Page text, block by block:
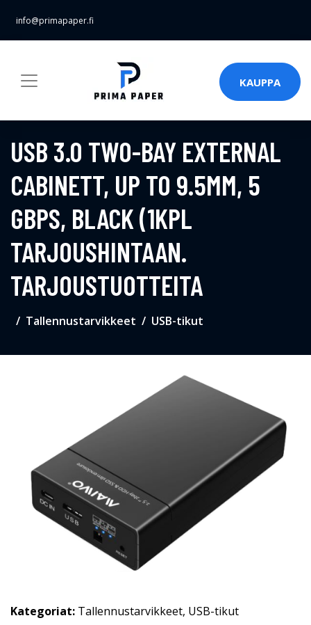
info@primapaper.fi
KAUPPA
USB 3.0 TWO-BAY EXTERNAL
CABINETT, UP TO 9.5MM, 5
GBPS, BLACK (1KPL
TARJOUSHINTAAN.
TARJOUSTUOTTEITA
Tallennustarvikkeet USB-tikut
Kategoriat: Tallennustarvikkeet, USB-tikut